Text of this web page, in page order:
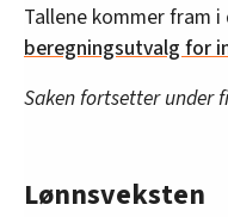
Tallene kommer fram
beregningsutvalg for
Saken fortsetter under
Lønnsveksten